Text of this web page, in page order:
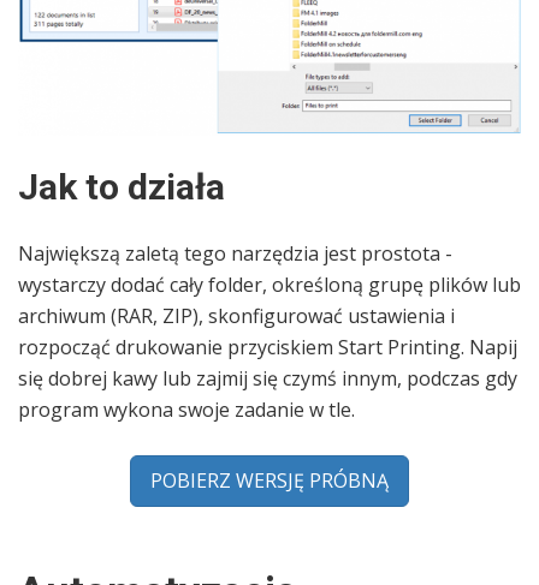
Jak to działa
Największą zaletą tego narzędzia jest prostota -
wystarczy dodać cały folder, określoną grupę plików lub
archiwum (RAR, ZIP), skonfigurować ustawienia i
rozpocząć drukowanie przyciskiem Start Printing. Napij
się dobrej kawy lub zajmij się czymś innym, podczas gdy
program wykona swoje zadanie w tle.
POBIERZ WERSJĘ PRÓBNĄ